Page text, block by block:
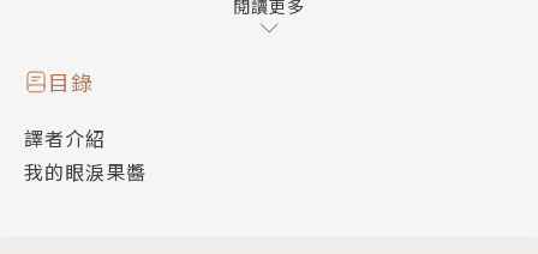
一部忠實陪伴內心所有感受的溫柔之作
柯倩華（兒童文學評論家）專文導讀
=故事簡介=
閱讀更多
目錄
譯者介紹
我的眼淚果醬